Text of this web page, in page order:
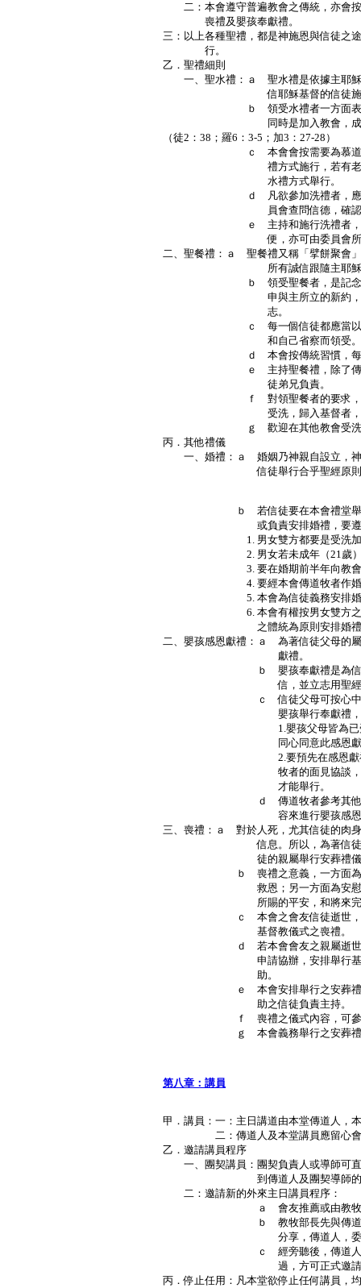
二：本會遵守普遍教會之傳統，亦會按
喪禮及嬰孩奉獻禮。
三：以上各種聖禮，都是神施恩與信徒之
行。
乙．聖禮細則
一、聖水禮：ａ 聖水禮是依據主耶穌
信耶穌基督的信徒施行。
ｂ 領受水禮者一方面表明悔改
同時是加入教會，成為神家
（徒2：38；羅6：3-5；加3：27-28）
ｃ 本會會按需要為慕道信徒舉
禮方式施行，若有老弱或病
水禮方式舉行。
ｄ 凡欲參加洗禮者，應先經慕
員會查問信德，確認信心，
ｅ 主持和施行洗禮者，一般由
便，亦可由委員會所委任
二、聖餐禮：ａ 聖餐禮又稱「擘餅聚會
所有誠信跟隨主耶穌的信徒
ｂ 領受聖餐者，是記念主耶穌
申與主所立的新約，表明屬
志。
ｃ 每一個信徒都應當以虔誠的
和自己省察而領受。（林
ｄ 本會按傳統習慣，每週舉
ｅ 主持聖餐禮，除了傳道牧者
徒弟兄負責。
ｆ 對領聖餐者的要求，是要立
受洗，歸入基督者，均可
ｇ 歡迎在其他教會受洗之信
丙．其他禮儀
一、婚禮：ａ 婚姻乃神親自設立，神
信徒舉行合乎聖經原則的
ｂ 若信徒要在本會禮堂舉行婚
或負責安排婚禮，要遵守
1. 男女雙方都要是受洗加入
2. 男女若未成年（21歲）需
3. 要在婚期前半年向教會申請
4. 要經本會傳道牧者作婚前
5. 本會為信徒義務安排婚禮，
6. 本會有權按男女雙方之俱體
之體統為原則安排婚禮內
二、嬰孩感恩獻禮：ａ 為著信徒父母的
獻禮。
ｂ 嬰孩奉獻禮是為信徒父母
信，並立志用聖經的善道
ｃ 信徒父母可按心中感動需
嬰孩舉行奉獻禮，細則
1.嬰孩父母皆為已受洗歸主
同心同意此感恩獻
2.要預先在感恩獻禮期前兩
牧者的面見協談，確認心志
才能舉行。
ｄ 傳道牧者參考其他教會的
容來進行嬰孩感恩獻
三、喪禮：ａ 對於人死，尤其信徒的肉
信息。所以，為著信徒的益處
徒的親屬舉行安葬禮儀。（
ｂ 喪禮之意義，一方面為逝世
救恩；另一方面為安慰和鼓勵
所賜的平安，和將來完全得
ｃ 本會之會友信徒逝世，本會
基督教儀式之喪禮。
ｄ 若本會會友之親屬逝世，該
申請協辦，安排舉行基督教之
助。
ｅ 本會安排舉行之安葬禮儀，
助之信徒負責主持。
ｆ 喪禮之儀式內容，可參考基
ｇ 本會義務舉行之安葬禮儀，
第八章：講員
甲．講員：一：主日講道由本堂傳道人，
二：傳道人及本堂講員應留心會眾
乙．邀請講員程序
一、團契講員：團契負責人或導師可直
到傳道人及團契導師的批準
二：邀請新的外來主日講員程序：
ａ 會友推薦或由教牧部
ｂ 教牧部長先與傳道人協商
分享，傳道人，委員會主席
ｃ 經旁聽後，傳道人及教牧
過，方可正式邀請作講員，
丙．停止任用：凡本堂欲停止任何講員，